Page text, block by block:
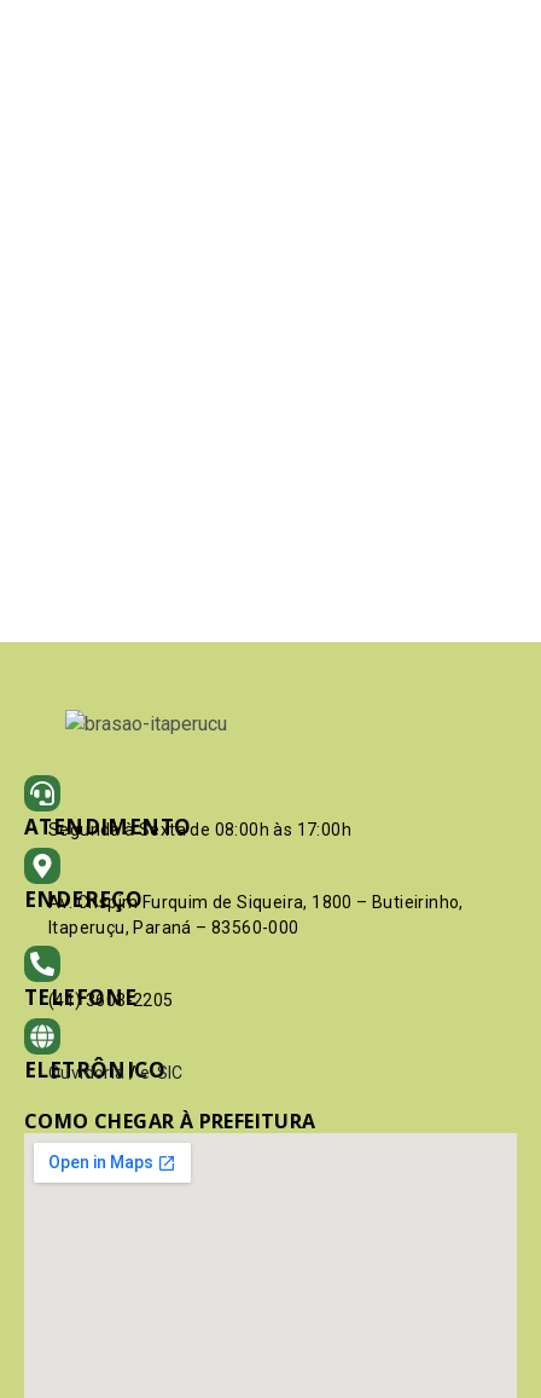
ATENDIMENTO
Segunda à Sexta de 08:00h às 17:00h
ENDEREÇO
Av. Crispim Furquim de Siqueira, 1800 – Butieirinho,
Itaperuçu, Paraná – 83560-000
TELEFONE
(41) 3603-2205
ELETRÔNICO
Ouvidoria / e-SIC
COMO CHEGAR À PREFEITURA